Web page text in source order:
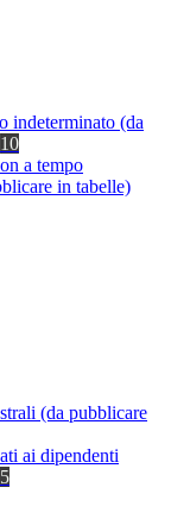
indeterminato (da
10
a tempo
in tabelle)
(da pubblicare
ai dipendenti